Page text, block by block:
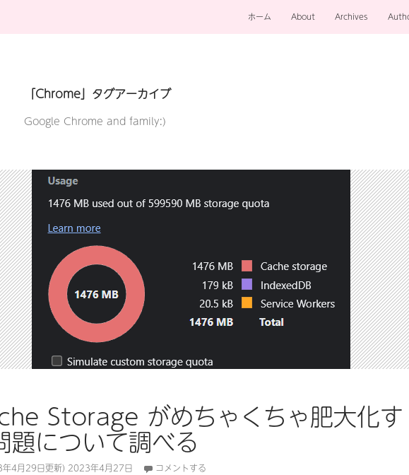
ホーム About Archives
「Chrome」タグアーカイブ
Google Chrome and family:)
Storage がめちゃくちゃ肥大化す
題について調べる
4月29日更新) 2023年4月27日 コメントする